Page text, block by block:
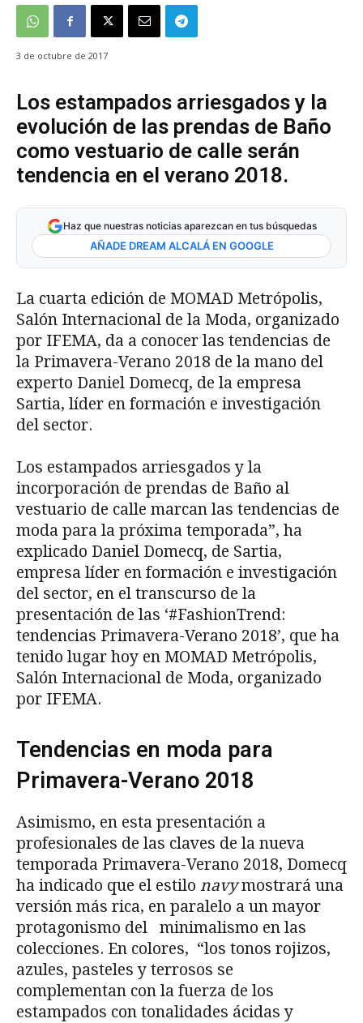
3 de octubre de 2017
Los estampados arriesgados y la
evolución de las prendas de Baño
como vestuario de calle serán
tendencia en el verano 2018.
Haz que nuestras noticias aparezcan en tus búsquedas
AÑADE DREAM ALCALÁ EN GOOGLE
La cuarta edición de MOMAD Metrópolis,
Salón Internacional de la Moda, organizado
por IFEMA, da a conocer las tendencias de
la Primavera-Verano 2018 de la mano del
experto Daniel Domecq, de la empresa
Sartia, líder en formación e investigación
del sector.
Los estampados arriesgados y la
incorporación de prendas de Baño al
vestuario de calle marcan las tendencias de
moda para la próxima temporada”, ha
explicado Daniel Domecq, de Sartia,
empresa líder en formación e investigación
del sector, en el transcurso de la
presentación de las ‘#FashionTrend:
tendencias Primavera-Verano 2018’, que ha
tenido lugar hoy en MOMAD Metrópolis,
Salón Internacional de Moda, organizado
por IFEMA.
Tendencias en moda para
Primavera-Verano 2018
Asimismo, en esta presentación a
profesionales de las claves de la nueva
temporada Primavera-Verano 2018, Domecq
ha indicado que el estilo navymostrará una
versión más rica, en paralelo a un mayor
protagonismo del minimalismo en las
colecciones. En colores, “los tonos rojizos,
azules, pasteles y terrosos se
complementan con la fuerza de los
estampados con tonalidades ácidas y